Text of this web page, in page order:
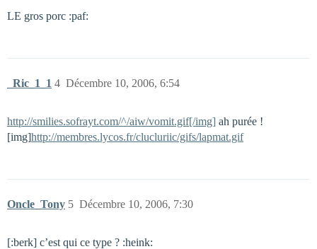
LE gros porc :paf:
_Ric_1_1 Décembre 10, 2006, 6:54
4
http://smilies.sofrayt.com/^/aiw/vomit.gif[/img] ah purée !
[img]http://membres.lycos.fr/clucluriic/gifs/lapmat.gif
Oncle_Tony Décembre 10, 2006, 7:30
5
[:berk] c’est qui ce type ? :heink: